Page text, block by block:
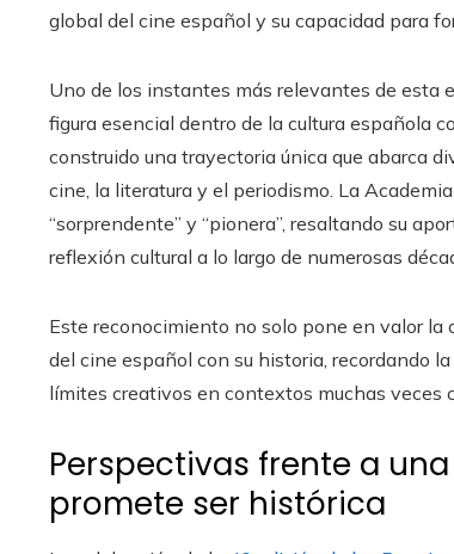
global del cine español y su capacidad para
Uno de los instantes más relevantes de esta
figura esencial dentro de la cultura española
construido una trayectoria única que abarca
cine, la literatura y el periodismo. La
“sorprendente” y “pionera”, resaltando su
reflexión cultural a lo largo de numerosas
Este reconocimiento no solo pone en valor la
del cine español con su historia, recordando
límites creativos en contextos muchas veces
Perspectivas frente a
promete ser histórica